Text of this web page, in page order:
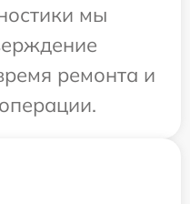
мы
ремонта и